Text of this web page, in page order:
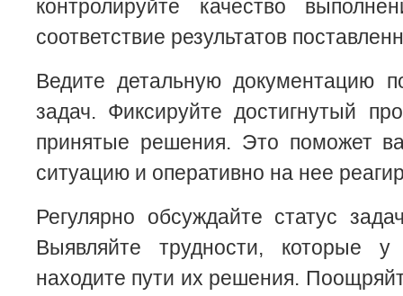
контролируйте качество
соответствие результатов
Ведите детальную документацию
задач. Фиксируйте достигнутый
принятые решения. Это поможет
ситуацию и оперативно на нее
Регулярно обсуждайте статус
Выявляйте трудности, которые
находите пути их решения.